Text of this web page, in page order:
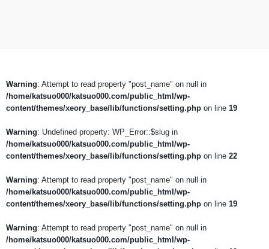
Warning: Attempt to read property "post_name" on null in
/home/katsuo000/katsuo000.com/public_html/wp-
content/themes/xeory_base/lib/functions/setting.php on line 19
Warning: Undefined property: WP_Error::$slug in
/home/katsuo000/katsuo000.com/public_html/wp-
content/themes/xeory_base/lib/functions/setting.php on line 22
Warning: Attempt to read property "post_name" on null in
/home/katsuo000/katsuo000.com/public_html/wp-
content/themes/xeory_base/lib/functions/setting.php on line 19
Warning: Attempt to read property "post_name" on null in
/home/katsuo000/katsuo000.com/public_html/wp-